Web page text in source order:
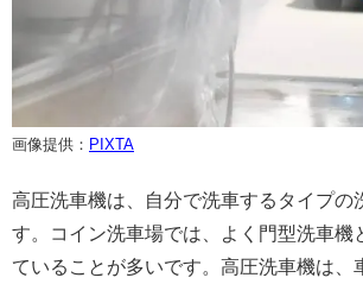
画像提供： PIXTA
高圧洗車機は、自分で洗車するタイプの
す。コイン洗車場では、よく門型洗車機
ていることが多いです。高圧洗車機は、